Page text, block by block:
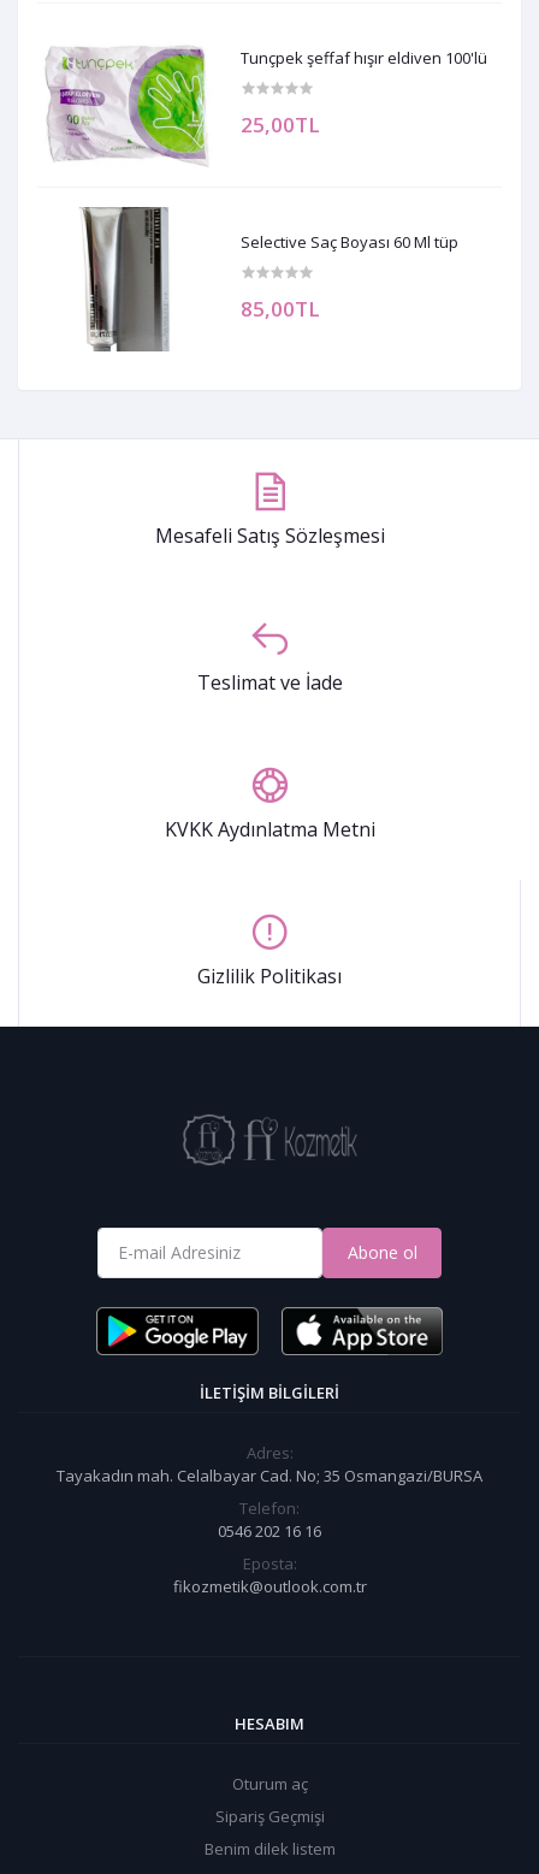
Tunçpek şeffaf hışır eldiven 100'lü
25,00TL
Selective Saç Boyası 60 Ml tüp
85,00TL
Mesafeli Satış Sözleşmesi
Teslimat ve İade
KVKK Aydınlatma Metni
Gizlilik Politikası
Abone ol
İLETIŞIM BILGILERI
Adres:
Tayakadın mah. Celalbayar Cad. No; 35 Osmangazi/BURSA
Telefon:
0546 202 16 16
Eposta:
fikozmetik@outlook.com.tr
HESABIM
Oturum aç
Sipariş Geçmişi
Benim dilek listem